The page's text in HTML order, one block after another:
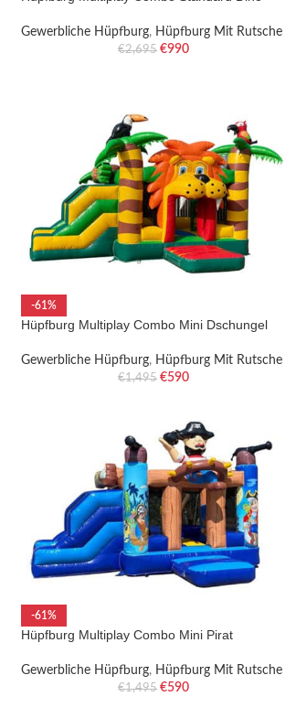
Gewerbliche Hüpfburg, Hüpfburg Mit Rutsche
€2,695 €990
-61%
Hüpfburg Multiplay Combo Mini Dschungel
Gewerbliche Hüpfburg, Hüpfburg Mit Rutsche
€1,495 €590
-61%
Hüpfburg Multiplay Combo Mini Pirat
Gewerbliche Hüpfburg, Hüpfburg Mit Rutsche
€1,495 €590